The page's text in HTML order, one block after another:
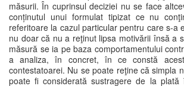
măsurii. În cuprinsul deciziei nu se face
conținutul unui formulat tipizat ce nu
referitoare la cazul particular pentru care s-a
nu doar că nu a reţinut lipsa motivării însă a
măsură se ia pe baza comportamentului
a analiza, în concret, în ce constă
contestatoarei. Nu se poate reţine că simpla
poate fi considerată sustragere de la